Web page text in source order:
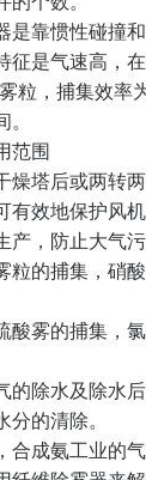
是靠惯性碰撞
征是气速高，在
粒，捕集效率
。
范围
燥塔后或两转
有效地保护风
产，防止大气污
粒的捕集，硝
酸雾的捕集，
的除水及除水
分的清除。
合成氨工业的